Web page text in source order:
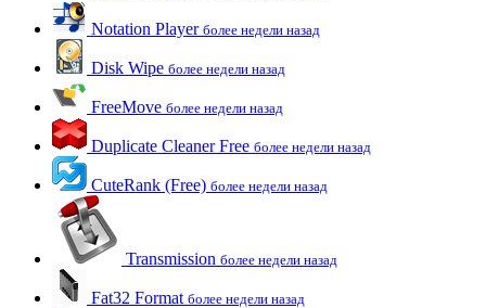
Notation Player более недели назад
Disk Wipe более недели назад
FreeMove более недели назад
Duplicate Cleaner Free более недели назад
CuteRank (Free) более недели назад
Transmission более недели назад
Fat32 Format более недели назад